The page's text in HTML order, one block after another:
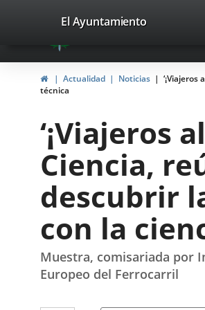
Portal
Web
del
Ayuntamiento
Valladolid
valladolid.es
El Ayuntamiento
InicioActualidad Noticias
técnica
‘¡Viajeros
Ciencia,
descubrir
con la
Muestra, comisariada por
Europeo del Ferrocarril